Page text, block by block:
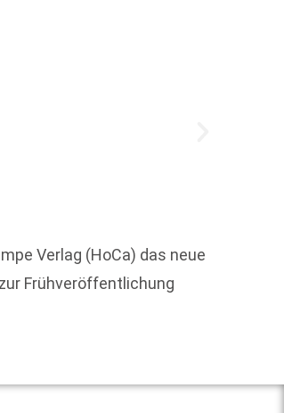
Verlag (HoCa) das neue
Frühveröffentlichung